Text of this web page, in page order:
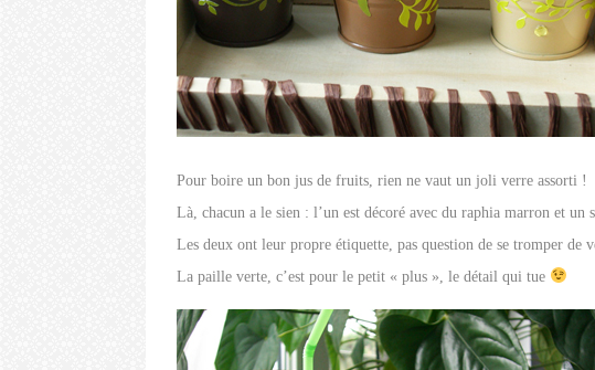
Pour boire un bon jus de fruits, rien ne vaut un joli verre assorti !
Là, chacun a le sien : l’un est décoré avec du raphia marron et un
Les deux ont leur propre étiquette, pas question de se tromper de
La paille verte, c’est pour le petit « plus », le détail qui tue